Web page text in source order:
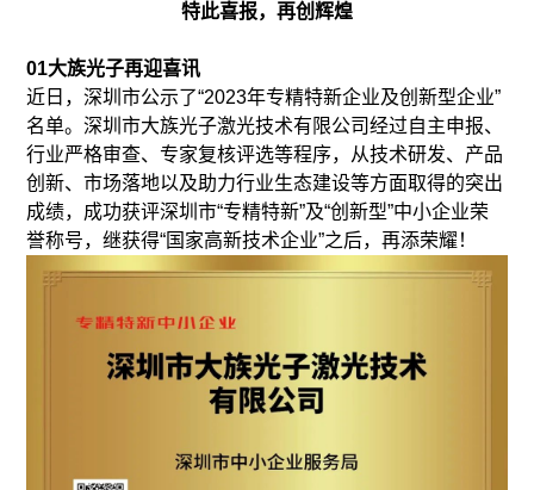
特此喜报，再创辉煌
01大族光子再迎喜讯
近日，深圳市公示了“2023年专精特新企业及创新型企业”
名单。深圳市大族光子激光技术有限公司经过自主申报、
行业严格审查、专家复核评选等程序，从技术研发、产品
创新、市场落地以及助力行业生态建设等方面取得的突出
成绩，成功获评深圳市“专精特新”及“创新型”中小企业荣
誉称号，继获得“国家高新技术企业”之后，再添荣耀！